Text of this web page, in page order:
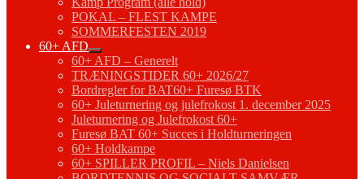
POKAL – FLEST KAMPE
SOMMERFESTEN 2019
60+ AFD
60+ AFD – Generelt
TRÆNINGSTIDER 60+ 2026/27
Bordregler for BAT60+ Furesø BTK
60+ Juleturnering og julefrokost 1. december 2025
Juleturnering og Julefrokost 60+
Furesø BAT 60+ Succes i Holdturneringen
60+ Holdkampe
60+ SPILLER PROFIL – Niels Danielsen